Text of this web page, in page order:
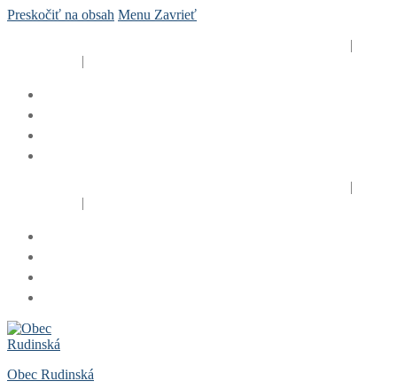
Preskočiť na obsah Menu Zavrieť
|
|
|
|
Obec Rudinská